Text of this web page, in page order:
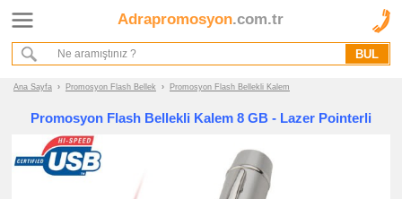
Adrapromosyon.com.tr
Ana Sayfa › Promosyon Flash Bellek › Promosyon Flash Bellekli Kalem
Promosyon Flash Bellekli Kalem 8 GB - Lazer Pointerli
Ana Sayfa
Hakkımızda
Kurumsal Hizmet Akışımız
Promosyon
Ürünleri